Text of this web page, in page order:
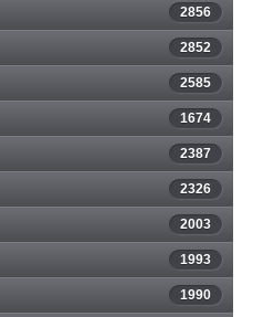
2856
2852
2585
1674
2387
2326
2003
1993
1990